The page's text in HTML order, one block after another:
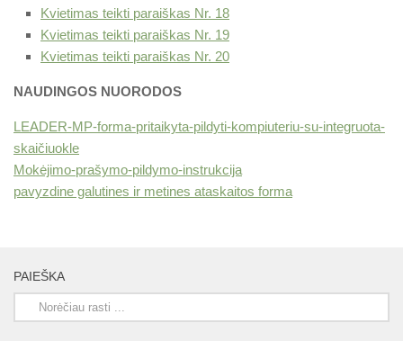
Kvietimas teikti paraiškas Nr. 18
Kvietimas teikti paraiškas Nr. 19
Kvietimas teikti paraiškas Nr. 20
NAUDINGOS NUORODOS
LEADER-MP-forma-pritaikyta-pildyti-kompiuteriu-su-integruota-
skaičiuokle
Mokėjimo-prašymo-pildymo-instrukcija
pavyzdine galutines ir metines ataskaitos forma
PAIEŠKA